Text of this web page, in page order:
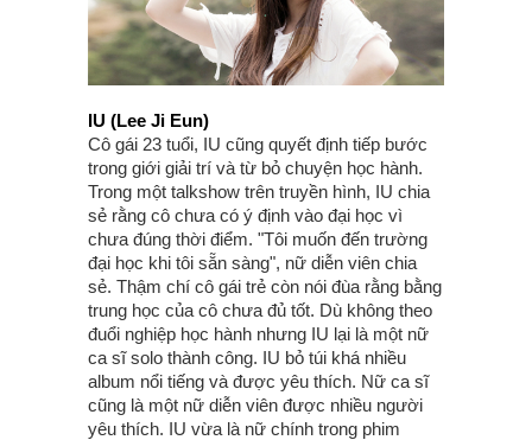
IU (Lee Ji Eun)
Cô gái 23 tuổi, IU cũng quyết định tiếp bước
trong giới giải trí và từ bỏ chuyện học hành.
Trong một talkshow trên truyền hình, IU chia
sẻ rằng cô chưa có ý định vào đại học vì
chưa đúng thời điểm. "Tôi muốn đến trường
đại học khi tôi sẵn sàng", nữ diễn viên chia
sẻ. Thậm chí cô gái trẻ còn nói đùa rằng bằng
trung học của cô chưa đủ tốt. Dù không theo
đuổi nghiệp học hành nhưng IU lại là một nữ
ca sĩ solo thành công. IU bỏ túi khá nhiều
album nổi tiếng và được yêu thích. Nữ ca sĩ
cũng là một nữ diễn viên được nhiều người
yêu thích. IU vừa là nữ chính trong phim